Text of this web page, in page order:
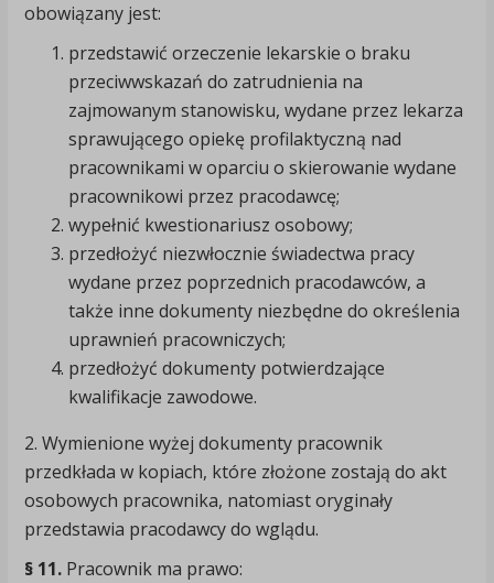
obowiązany jest:
przedstawić orzeczenie lekarskie o braku
przeciwwskazań do zatrudnienia na
zajmowanym stanowisku, wydane przez lekarza
sprawującego opiekę profilaktyczną nad
pracownikami w oparciu o skierowanie wydane
pracownikowi przez pracodawcę;
wypełnić kwestionariusz osobowy;
przedłożyć niezwłocznie świadectwa pracy
wydane przez poprzednich pracodawców, a
także inne dokumenty niezbędne do określenia
uprawnień pracowniczych;
przedłożyć dokumenty potwierdzające
kwalifikacje zawodowe.
2. Wymienione wyżej dokumenty pracownik
przedkłada w kopiach, które złożone zostają do akt
osobowych pracownika, natomiast oryginały
przedstawia pracodawcy do wglądu.
§ 11. Pracownik ma prawo: